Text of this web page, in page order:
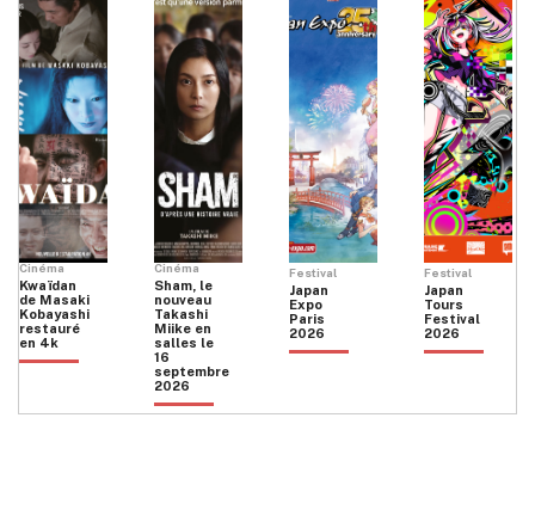
Cinéma
Kwaïdan
de Masaki
Kobayashi
restauré
en 4k
Cinéma
Sham, le
nouveau
Takashi
Miike en
salles le
16
septembre
2026
Festival
Japan
Expo
Paris
2026
Festival
Japan
Tours
Festival
2026